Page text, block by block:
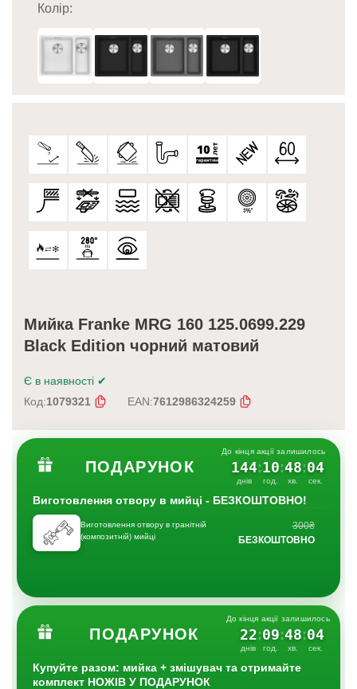
Колір:
Мийка Franke MRG 160 125.0699.229
Black Edition чорний матовий
Є в наявності ✔
Код:1079321 EAN:7612986324259
ПОДАРУНОК
До кінця акції залишилось
144
днів
:10
год.
:48
хв.
:03
сек.
Виготовлення отвору в мийці - БЕЗКОШТОВНО!
Виготовлення отвору в гранітній
(композитній) мийці
300₴
БЕЗКОШТОВНО
ПОДАРУНОК
До кінця акції залишилось
22
днів
:09
год.
:48
хв.
:03
сек.
Купуйте разом: мийка + змішувач та отримайте
комплект НОЖІВ У ПОДАРУНОК